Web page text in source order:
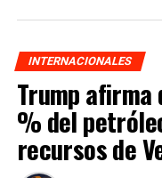
INTERNACIONALES
Trump afirma
% del
recursos de